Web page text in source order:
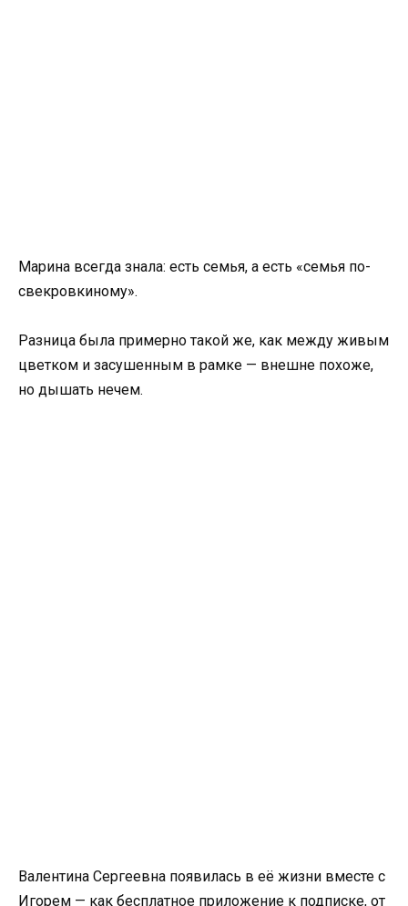
Марина всегда знала: есть семья, а есть «семья по-
свекровкиному».
Разница была примерно такой же, как между живым
цветком и засушенным в рамке — внешне похоже,
но дышать нечем.
Валентина Сергеевна появилась в её жизни вместе с
Игорем — как бесплатное приложение к подписке, от